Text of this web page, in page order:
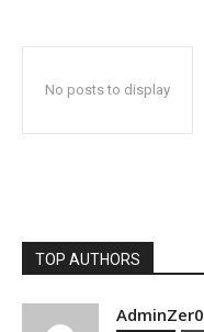
No posts to display
TOP AUTHORS
AdminZer0